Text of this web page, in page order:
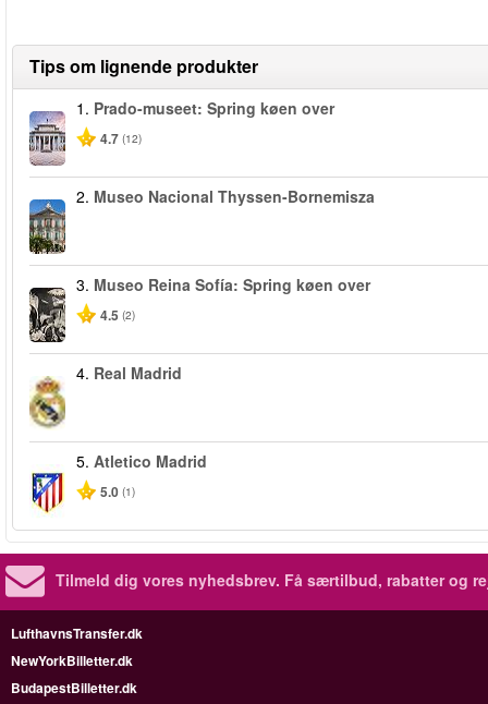
Tips om lignende produkter
1. Prado-museet: Spring køen over
4.7 (12)
2. Museo Nacional Thyssen-Bornemisza
3. Museo Reina Sofía: Spring køen over
4.5 (2)
4. Real Madrid
5. Atletico Madrid
5.0 (1)
Tilmeld dig vores nyhedsbrev. Få særtilbud, rabatter og
LufthavnsTransfer.dk
NewYorkBilletter.dk
BudapestBilletter.dk